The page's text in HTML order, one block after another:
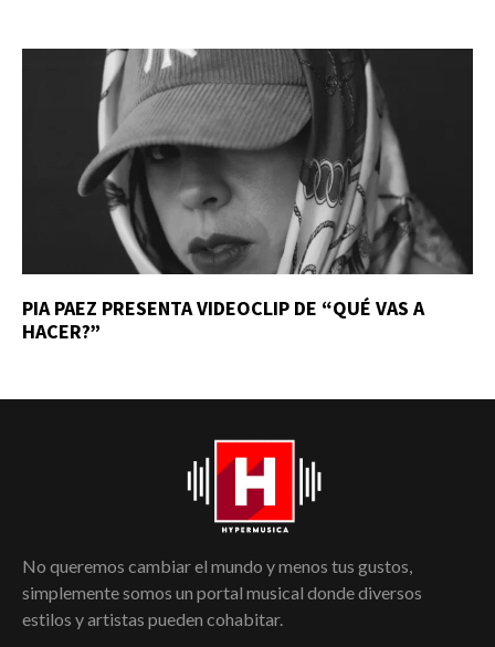
PIA PAEZ PRESENTA VIDEOCLIP DE “QUÉ VAS A
HACER?”
No queremos cambiar el mundo y menos tus gustos,
simplemente somos un portal musical donde diversos
estilos y artistas pueden cohabitar.